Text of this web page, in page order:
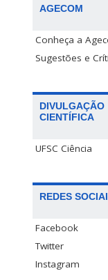
AGECOM
Conheça a
Sugestões e
DIVULGAÇÃO
CIENTÍFICA
UFSC Ciência
REDES
Facebook
Twitter
Instagram